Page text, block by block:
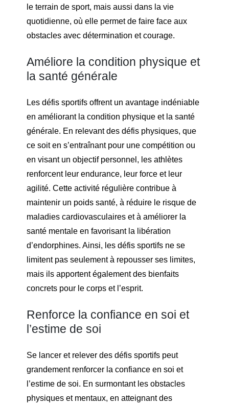
le terrain de sport, mais aussi dans la vie
quotidienne, où elle permet de faire face aux
obstacles avec détermination et courage.
Améliore la condition physique et
la santé générale
Les défis sportifs offrent un avantage indéniable
en améliorant la condition physique et la santé
générale. En relevant des défis physiques, que
ce soit en s’entraînant pour une compétition ou
en visant un objectif personnel, les athlètes
renforcent leur endurance, leur force et leur
agilité. Cette activité régulière contribue à
maintenir un poids santé, à réduire le risque de
maladies cardiovasculaires et à améliorer la
santé mentale en favorisant la libération
d’endorphines. Ainsi, les défis sportifs ne se
limitent pas seulement à repousser ses limites,
mais ils apportent également des bienfaits
concrets pour le corps et l’esprit.
Renforce la confiance en soi et
l’estime de soi
Se lancer et relever des défis sportifs peut
grandement renforcer la confiance en soi et
l’estime de soi. En surmontant les obstacles
physiques et mentaux, en atteignant des